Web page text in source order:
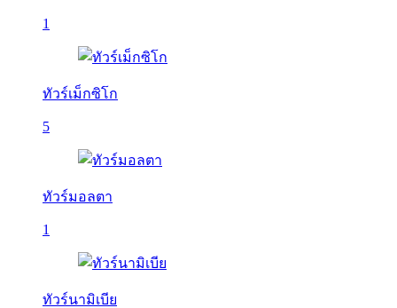
1
ทัวร์เม็กซิโก
5
ทัวร์มอลตา
1
ทัวร์นามิเบีย